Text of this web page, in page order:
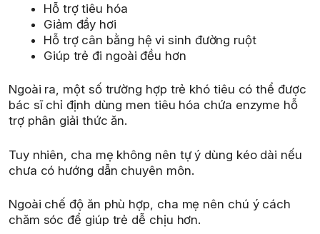
Hỗ trợ tiêu hóa
Giảm đầy hơi
Hỗ trợ cân bằng hệ vi sinh đường ruột
Giúp trẻ đi ngoài đều hơn
Ngoài ra, một số trường hợp trẻ khó tiêu có thể được
bác sĩ chỉ định dùng men tiêu hóa chứa enzyme hỗ
trợ phân giải thức ăn.
Tuy nhiên, cha mẹ không nên tự ý dùng kéo dài nếu
chưa có hướng dẫn chuyên môn.
Ngoài chế độ ăn phù hợp, cha mẹ nên chú ý cách
chăm sóc để giúp trẻ dễ chịu hơn.